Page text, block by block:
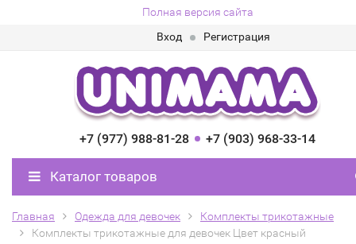
Полная версия сайта
Вход
Регистрация
+7 (977) 988-81-28 +7 (903) 968-33-14
Каталог товаров
Главная Одежда для девочек
Комплекты трикотажные
Комплекты трикотажные для девочек Цвет красный